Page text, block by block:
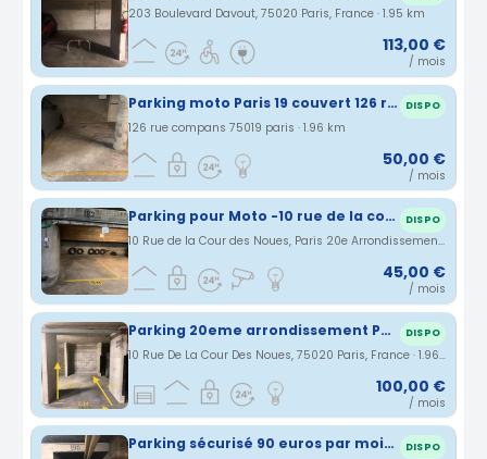
203 Boulevard Davout, 75020 Paris, France · 1.95 km
113,00 €
/ mois
Parking moto Paris 19 couvert 126 rue Compans (75) DISPO
126 rue compans 75019 paris · 1.96 km
50,00 €
/ mois
Parking pour Moto -10 rue de la cour des Noues - Paris 20ème - 45€/mois DISPO
10 Rue de la Cour des Noues, Paris 20e Arrondissement, Île-de-France, France · 1.96 km
45,00 €
/ mois
Parking 20eme arrondissement Paris - Hôpital Tenon DISPO
10 Rue De La Cour Des Noues, 75020 Paris, France · 1.96 km
100,00 €
/ mois
Parking sécurisé 90 euros par mois Paris 20ème DISPO